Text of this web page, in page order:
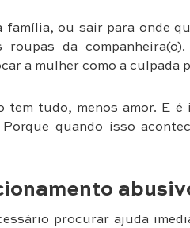
ou sair para onde
da
a mulher como a culpada
tem tudo, menos amor. E é
Porque quando isso
procurar ajuda